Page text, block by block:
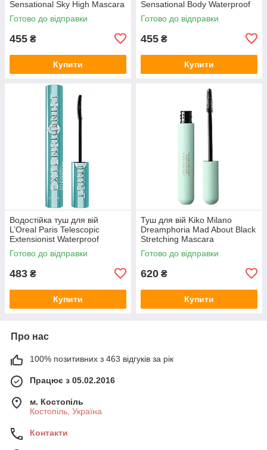
Sensational Sky High Mascara
Gold Glitz
Готово до відправки
455 ₴
Купити
Sensational Body Waterproof
Black
Готово до відправки
455 ₴
Купити
Водостійка туш для вій
L’Oreal Paris Telescopic
Extensionist Waterproof
Mascara Black
Готово до відправки
483 ₴
Купити
Туш для вій Kiko Milano
Dreamphoria Mad About Black
Stretching Mascara
Готово до відправки
620 ₴
Купити
Про нас
100% позитивних з 463 відгуків за рік
Працює з 05.02.2016
м. Костопіль
Костопіль, Україна
Контакти